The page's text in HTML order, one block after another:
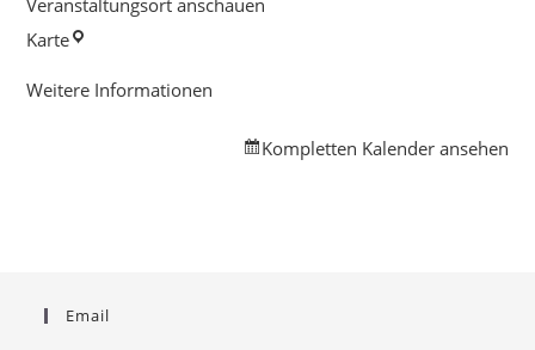
Veranstaltungsort anschauen
KarteKita
Weitere Informationen
Kompletten Kalender ansehen
Email